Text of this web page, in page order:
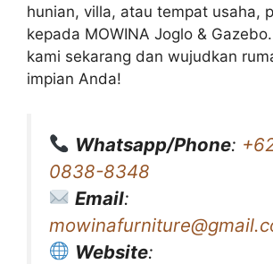
hunian, villa, atau tempat usaha,
kepada MOWINA Joglo &
kami sekarang dan wujudkan
impian Anda!
Whatsapp/Phone:
0838-8348
Email:
Website: